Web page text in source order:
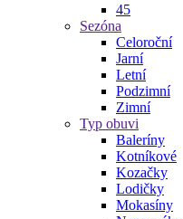
45
Sezóna
Celoroční
Jarní
Letní
Podzimní
Zimní
Typ obuvi
Baleríny
Kotníkové
Kozačky
Lodičky
Mokasíny